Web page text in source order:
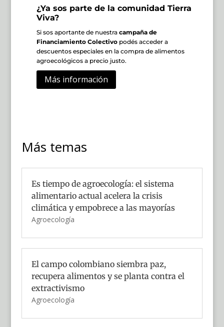
¿Ya sos parte de la comunidad Tierra
Viva?
Si sos aportante de nuestra campaña de
Financiamiento Colectivopodés acceder a
descuentos especiales en la compra de alimentos
agroecológicos a precio justo.
Más información
Más temas
Es tiempo de agroecología: el sistema
alimentario actual acelera la crisis
climática y empobrece a las mayorías
Agroecología
El campo colombiano siembra paz,
recupera alimentos y se planta contra el
extractivismo
Agroecología